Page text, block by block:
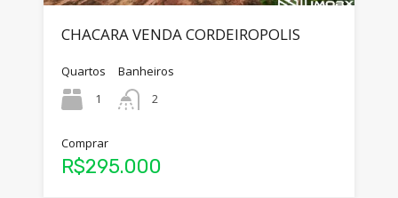
CHACARA VENDA CORDEIROPOLIS
Quartos
1
Banheiros
2
Comprar
R$295.000